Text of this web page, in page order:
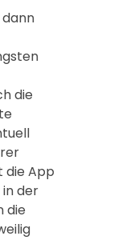
die
die App
der
die